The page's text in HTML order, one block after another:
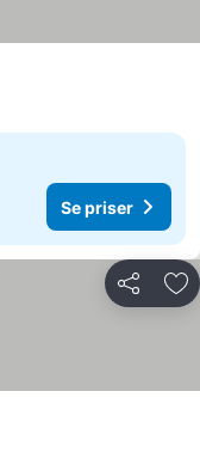
Se priser
Del